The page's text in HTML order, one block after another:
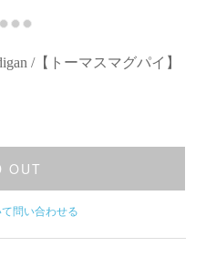
/【トーマスマグパイ】
OUT
問い合わせる